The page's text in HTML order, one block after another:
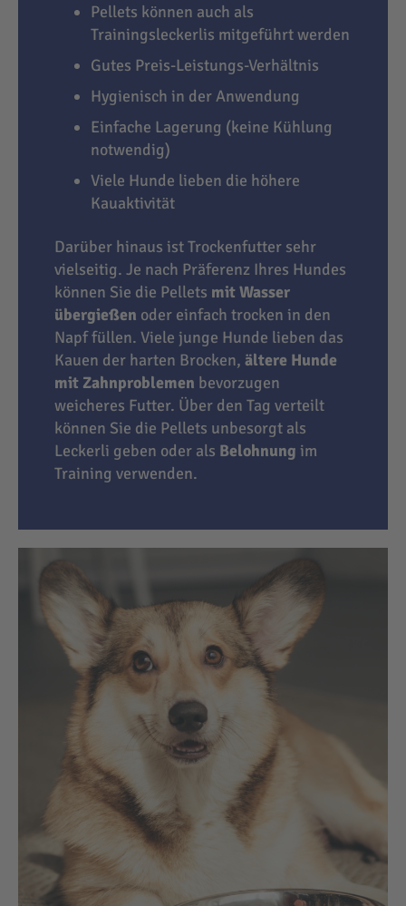
Pellets können auch als
Trainingsleckerlis mitgeführt werden
Gutes Preis-Leistungs-Verhältnis
Hygienisch in der Anwendung
Einfache Lagerung (keine Kühlung
notwendig)
Viele Hunde lieben die höhere
Kauaktivität
Darüber hinaus ist Trockenfutter sehr
vielseitig. Je nach Präferenz Ihres Hundes
können Sie die Pellets mit Wasser
übergießen oder einfach trocken in den
Napf füllen. Viele junge Hunde lieben das
Kauen der harten Brocken, ältere Hunde
mit Zahnproblemen bevorzugen
weicheres Futter. Über den Tag verteilt
können Sie die Pellets unbesorgt als
Leckerli geben oder als Belohnung im
Training verwenden.